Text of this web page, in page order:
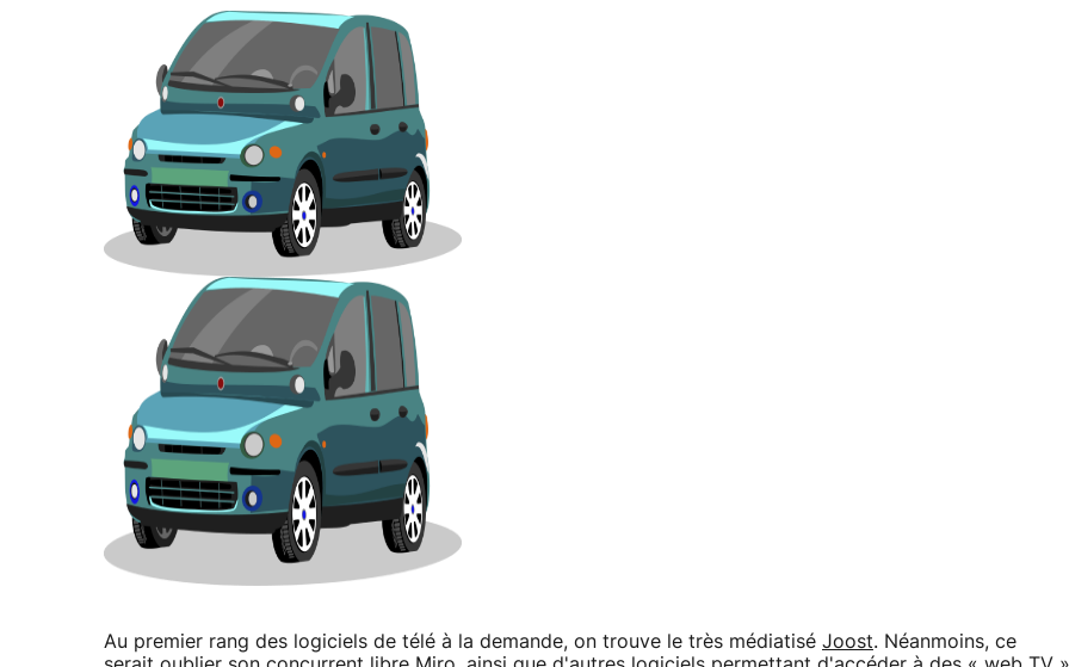
Au premier rang des logiciels de télé à la demande, on trouve le très médiatisé Joost. Néanmoins, ce